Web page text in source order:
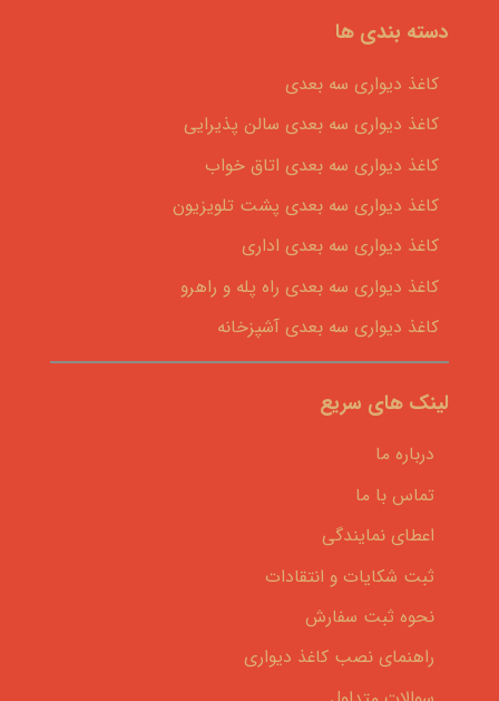
دسته بندی ها
کاغذ دیواری سه بعدی
کاغذ دیواری سه بعدی سالن پذیرایی
کاغذ دیواری سه بعدی اتاق خواب
کاغذ دیواری سه بعدی پشت تلویزیون
کاغذ دیواری سه بعدی اداری
کاغذ دیواری سه بعدی راه پله و راهرو
کاغذ دیواری سه بعدی آشپزخانه
لینک های سریع
درباره ما
تماس با ما
اعطای نمایندگی
ثبت شکایات و انتقادات
نحوه ثبت سفارش
راهنمای نصب کاغذ دیواری